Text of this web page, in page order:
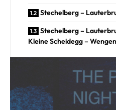
Stechelberg –
Stechelberg –
Kleine Scheidegg – Wengen